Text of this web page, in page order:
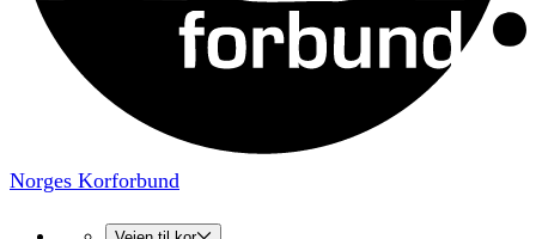
Norges Korforbund